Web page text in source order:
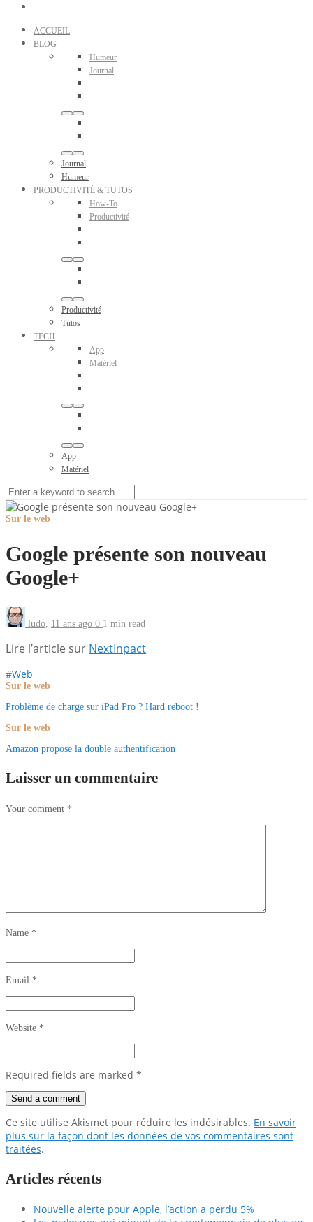
ACCUEIL
BLOG
Humeur
Journal
Journal
Humeur
PRODUCTIVITÉ & TUTOS
How-To
Productivité
Productivité
Tutos
TECH
App
Matériel
App
Matériel
Sur le web
Google présente son nouveau
Google+
ludo 11 ans ago 0 1 min read
Lire l’article sur NextInpact
#Web
Sur le web
Problème de charge sur iPad Pro ? Hard reboot !
Sur le web
Amazon propose la double authentification
Laisser un commentaire
Your comment *
Name *
Email *
Website *
Required fields are marked *
Ce site utilise Akismet pour réduire les indésirables. En savoir
plus sur la façon dont les données de vos commentaires sont
traitées.
Articles récents
Nouvelle alerte pour Apple, l’action a perdu 5%